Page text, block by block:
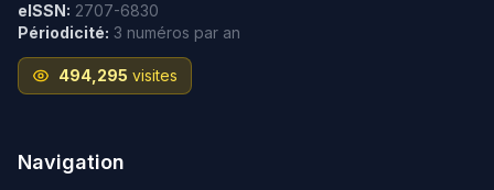
eISSN: 2707-6830
Périodicité: 3 numéros par an
494,295 visites
Navigation